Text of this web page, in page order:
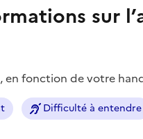
sur
en fonction de votre
Difficulté à entendre